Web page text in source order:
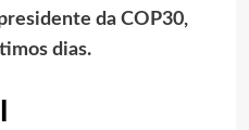
da COP30,
dias.